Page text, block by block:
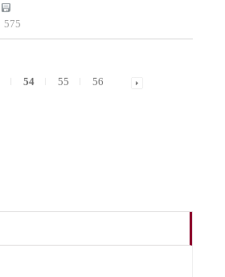
575
54 55 56